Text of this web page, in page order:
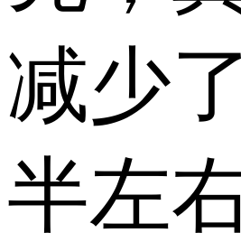
减少
半左